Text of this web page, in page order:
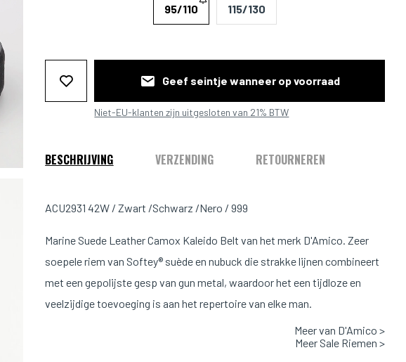
95/110 115/130
Geef seintje wanneer op voorraad
Niet-EU-klanten zijn uitgesloten van 21% BTW
BESCHRIJVING VERZENDING RETOURNEREN
ACU2931 42W / Zwart /Schwarz /Nero / 999
Marine Suede Leather Camox Kaleido Belt van het merk D'Amico. Zeer
soepele riem van Softey® suède en nubuck die strakke lijnen combineert
met een gepolijste gesp van gun metal, waardoor het een tijdloze en
veelzijdige toevoeging is aan het repertoire van elke man.
Meer van D'Amico >
Meer Sale Riemen >